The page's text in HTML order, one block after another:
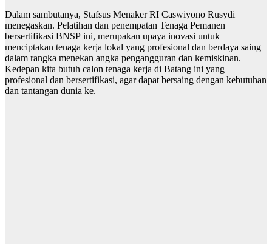
Dalam sambutanya, Stafsus Menaker RI Caswiyono Rusydi
menegaskan. Pelatihan dan penempatan Tenaga Pemanen
bersertifikasi BNSP ini, merupakan upaya inovasi untuk
menciptakan tenaga kerja lokal yang profesional dan berdaya saing
dalam rangka menekan angka pengangguran dan kemiskinan.
Kedepan kita butuh calon tenaga kerja di Batang ini yang
profesional dan bersertifikasi, agar dapat bersaing dengan kebutuhan
dan tantangan dunia ke.